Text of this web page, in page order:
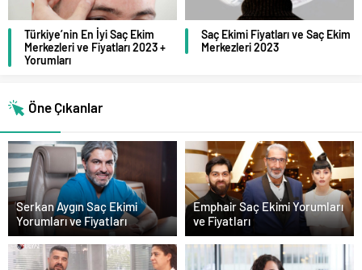
Türkiye’nin En İyi Saç Ekim
Merkezleri ve Fiyatları 2023 +
Yorumları
Saç Ekimi Fiyatları ve Saç Ekim
Merkezleri 2023
Öne Çıkanlar
Serkan Aygın Saç Ekimi
Yorumları ve Fiyatları
Emphair Saç Ekimi Yorumları
ve Fiyatları